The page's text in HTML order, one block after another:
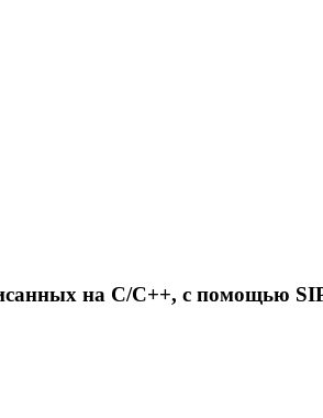
на C/C++, с помощью